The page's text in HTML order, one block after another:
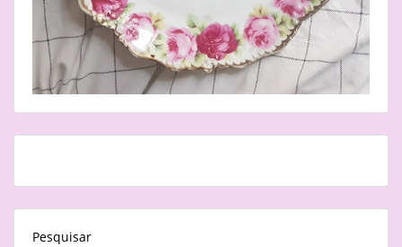
Pesquisar